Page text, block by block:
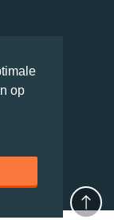
op
Cookies